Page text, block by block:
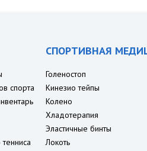
спорта
СПОРТИВНАЯ
Голеностоп
Кинезио тейпы
Колено
Хладотерапия
Эластичные бинты
Локоть